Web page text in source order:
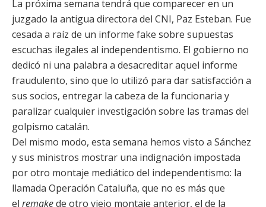
La próxima semana tendrá que comparecer en un
juzgado la antigua directora del CNI, Paz Esteban. Fue
cesada a raíz de un informe fake sobre supuestas
escuchas ilegales al independentismo. El gobierno no
dedicó ni una palabra a desacreditar aquel informe
fraudulento, sino que lo utilizó para dar satisfacción a
sus socios, entregar la cabeza de la funcionaria y
paralizar cualquier investigación sobre las tramas del
golpismo catalán.
Del mismo modo, esta semana hemos visto a Sánchez
y sus ministros mostrar una indignación impostada
por otro montaje mediático del independentismo: la
llamada Operación Cataluña, que no es más que
el remakede otro viejo montaje anterior, el de la